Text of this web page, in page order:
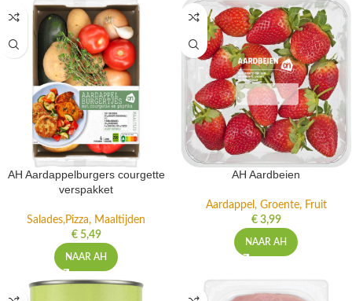
AH Aardappelburgers courgette
verspakket
Salades,Pizza, Maaltijden
€5,49
NAAR AH
AH Aardbeien
Aardappel, Groente, Fruit
€3,99
NAAR AH